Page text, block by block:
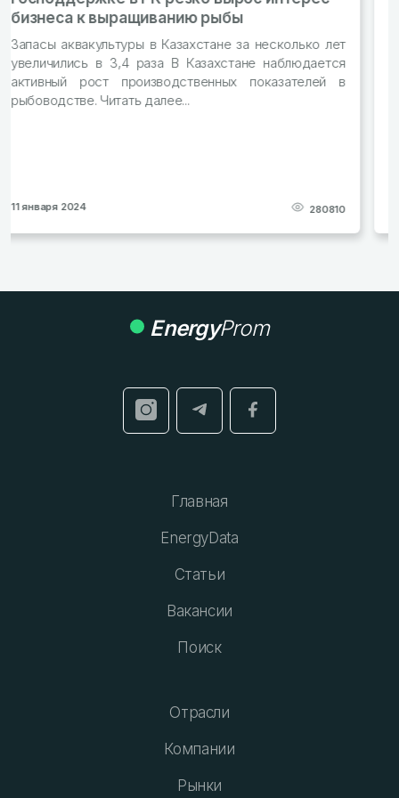
Производство муки в стране выросло на 1% За
январь–октябрь 2023 года в РК произвели 2,7 млн
тонн муки из зерновых Читать далее...
29 декабря 2023 277615
EnergyProm
Главная
EnergyData
Статьи
Вакансии
Поиск
Отрасли
Компании
Рынки